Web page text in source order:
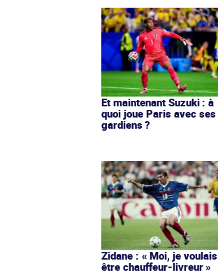
Et maintenant Suzuki : à
quoi joue Paris avec ses
gardiens ?
Zidane : « Moi, je voulais
être chauffeur-livreur »